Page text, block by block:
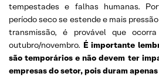
tempestades e falhas humanas.
período seco se estende e mais
transmissão, é provável que
outubro/novembro. É importante
são temporários e não devem ter
empresas do setor, pois duram